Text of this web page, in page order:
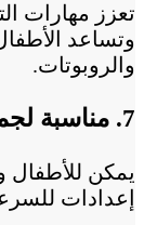
تعزز مهارات
وتساعد
والروبوتات.
7. مناسبة لجميع الأعمار
يمكن للأطفال
إعدادات